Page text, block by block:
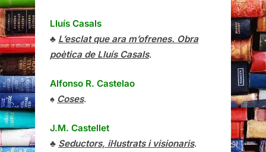
Lluís Casals
♣ L’esclat que ara m’ofrenes. Obra
poètica de Lluís Casals.
Alfonso R. Castelao
♠ Coses.
J.M. Castellet
♣ Seductors, il·lustrats i visionaris.